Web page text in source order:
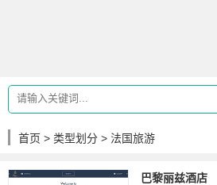
首页 > 类型划分 > 法国旅游
巴黎丽兹酒店